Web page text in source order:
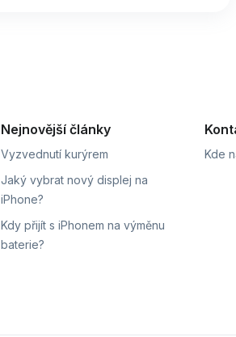
Nejnovější články
Vyzvednutí kurýrem
Jaký vybrat nový displej na
iPhone?
Kdy přijít s iPhonem na výměnu
baterie?
Kde